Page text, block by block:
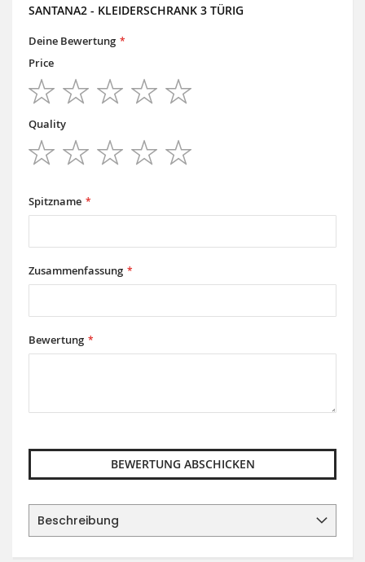
SANTANA2 - KLEIDERSCHRANK 3 TÜRIG
Deine Bewertung
Price
star
stars
stars
stars
stars
Quality
Spitzname
Zusammenfassung
Bewertung
BEWERTUNG ABSCHICKEN
Beschreibung